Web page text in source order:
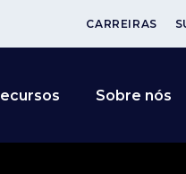
CARREIRAS
Sobre nós